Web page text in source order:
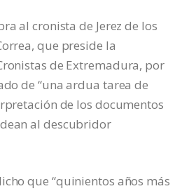
al cronista de Jerez de los
que preside la
de Extremadura, por
de “una ardua tarea de
de los documentos
al descubridor
que “quinientos años más